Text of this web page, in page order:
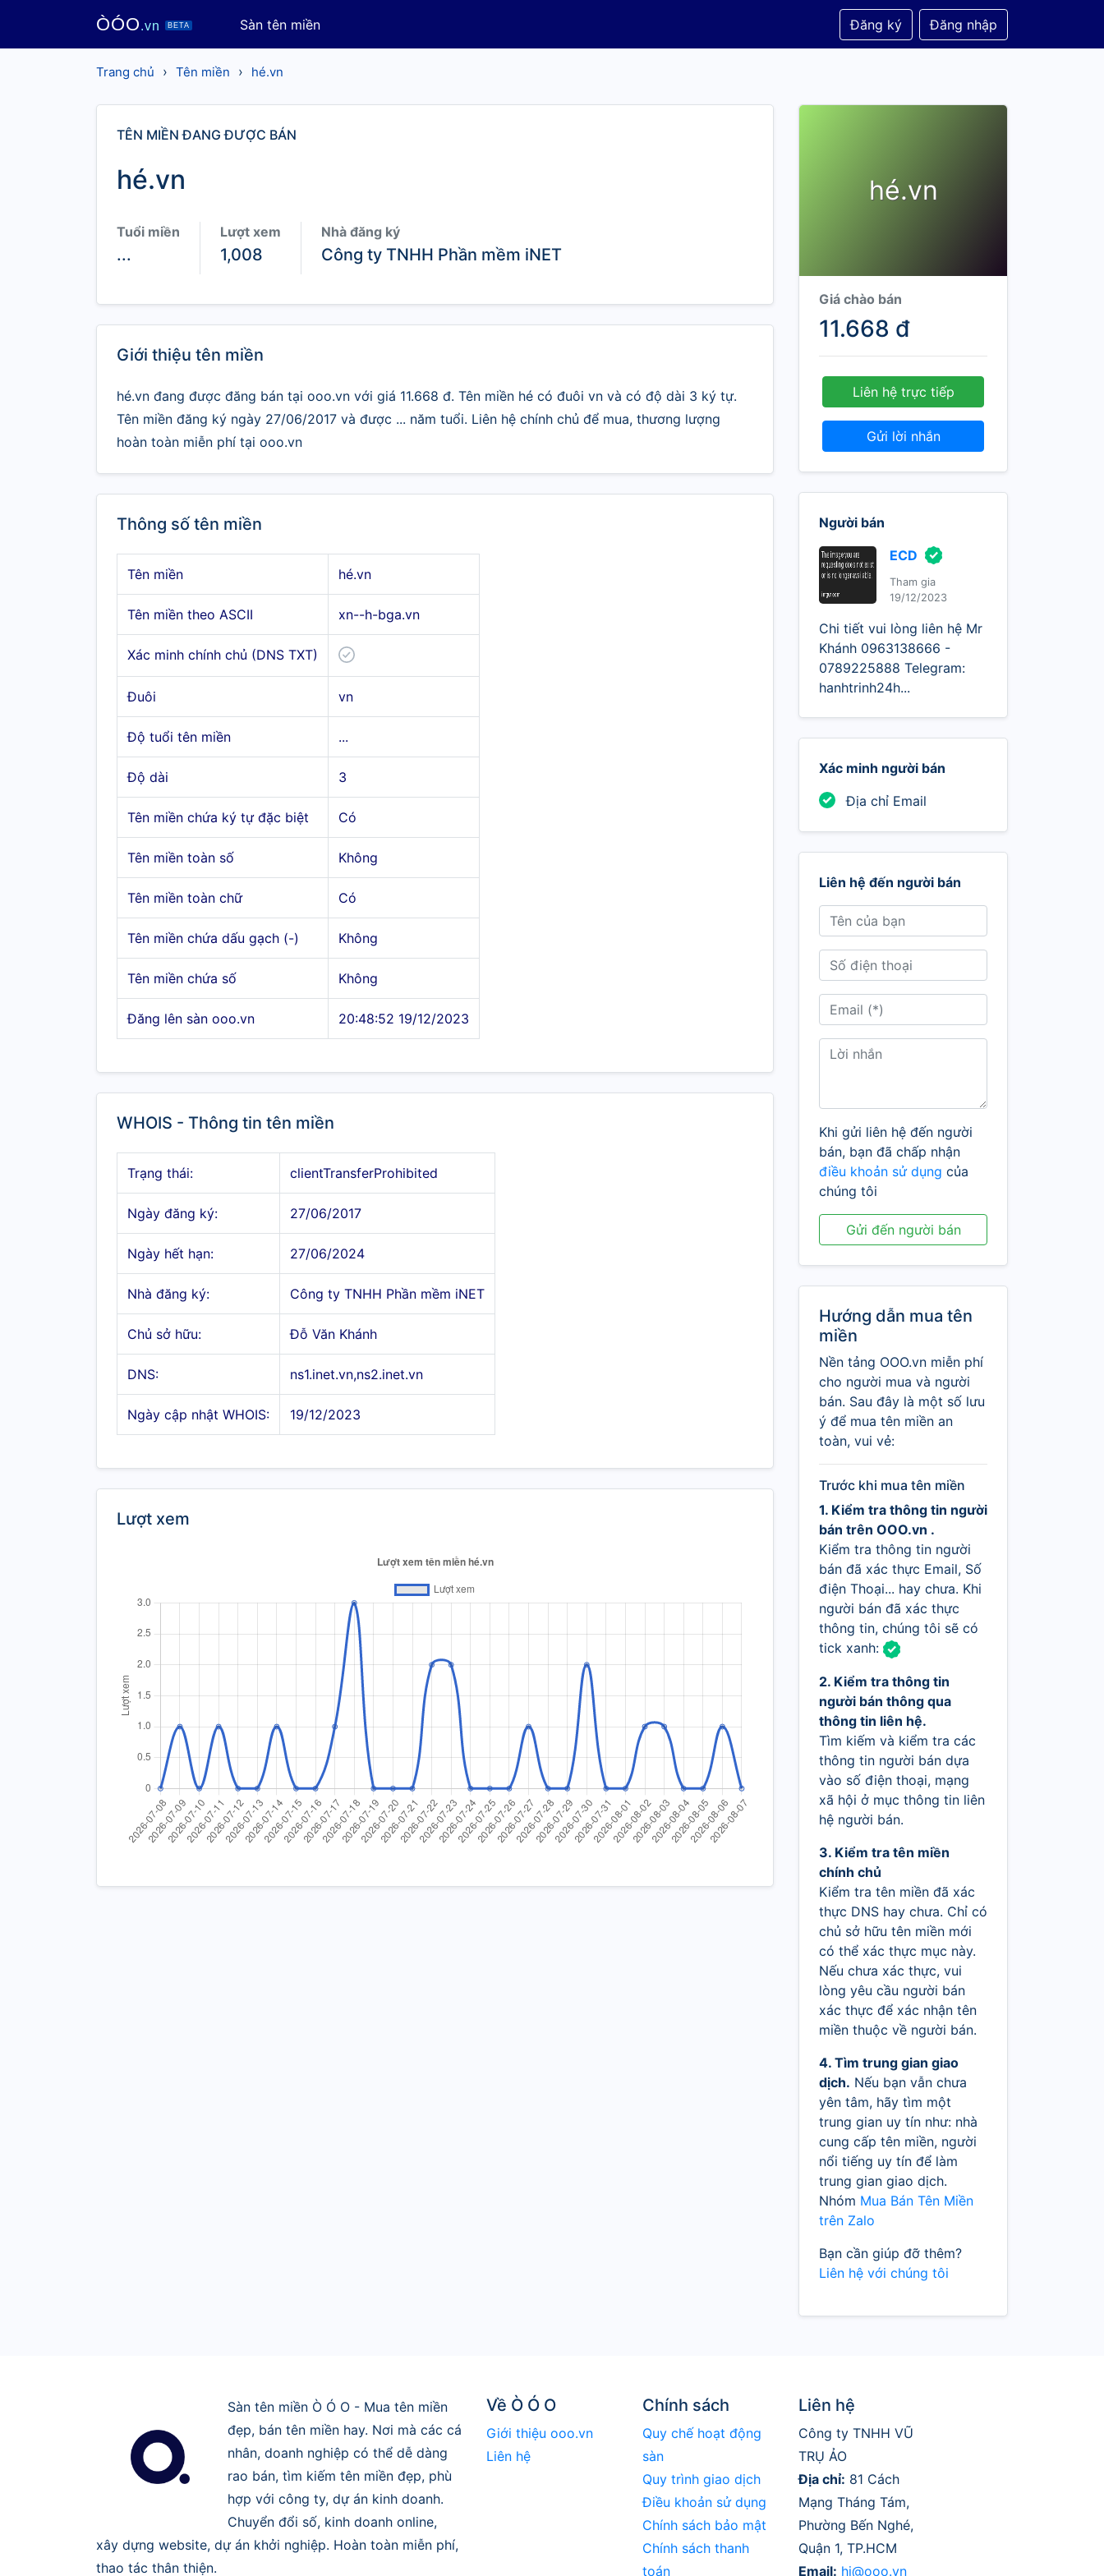
ÒÓO.vn BETA Sàn tên miền Đăng ký Đăng nhập
Trang chủ › Tên miền › hé.vn
TÊN MIỀN ĐANG ĐƯỢC BÁN
hé.vn
Tuổi miền
...
Lượt xem
1,008
Nhà đăng ký
Công ty TNHH Phần mềm iNET
Giới thiệu tên miền
hé.vn đang được đăng bán tại ooo.vn với giá 11.668 đ. Tên miền hé có đuôi vn và có độ dài 3 ký tự.
Tên miền đăng ký ngày 27/06/2017 và được ... năm tuổi. Liên hệ chính chủ để mua, thương lượng
hoàn toàn miễn phí tại ooo.vn
Thông số tên miền
Tên miền hé.vn
Tên miền theo ASCII xn--h-bga.vn
Xác minh chính chủ (DNS TXT)
Đuôi vn
Độ tuổi tên miền ...
Độ dài 3
Tên miền chứa ký tự đặc biệt Có
Tên miền toàn số Không
Tên miền toàn chữ Có
Tên miền chứa dấu gạch (-) Không
Tên miền chứa số Không
Đăng lên sàn ooo.vn 20:48:52 19/12/2023
WHOIS - Thông tin tên miền
Trạng thái: clientTransferProhibited
Ngày đăng ký: 27/06/2017
Ngày hết hạn: 27/06/2024
Nhà đăng ký: Công ty TNHH Phần mềm iNET
Chủ sở hữu: Đỗ Văn Khánh
DNS: ns1.inet.vn,ns2.inet.vn
Ngày cập nhật WHOIS: 19/12/2023
Lượt xem
hé.vn
Giá chào bán
11.668 đ
Liên hệ trực tiếp
Gửi lời nhắn
Người bán
ECD
Tham gia
19/12/2023
Chi tiết vui lòng liên hệ Mr
Khánh 0963138666 -
0789225888 Telegram:
hanhtrinh24h...
Xác minh người bán
Địa chỉ Email
Liên hệ đến người bán
Khi gửi liên hệ đến người
bán, bạn đã chấp nhận
điều khoản sử dụng của
chúng tôi
Gửi đến người bán
Hướng dẫn mua tên
miền
Nền tảng OOO.vn miễn phí
cho người mua và người
bán. Sau đây là một số lưu
ý để mua tên miền an
toàn, vui vẻ:
Trước khi mua tên miền
1. Kiểm tra thông tin người
bán trên OOO.vn .
Kiểm tra thông tin người
bán đã xác thực Email, Số
điện Thoại... hay chưa. Khi
người bán đã xác thực
thông tin, chúng tôi sẽ có
tick xanh:
2. Kiểm tra thông tin
người bán thông qua
thông tin liên hệ.
Tìm kiếm và kiểm tra các
thông tin người bán dựa
vào số điện thoại, mạng
xã hội ở mục thông tin liên
hệ người bán.
3. Kiểm tra tên miền
chính chủ
Kiểm tra tên miền đã xác
thực DNS hay chưa. Chỉ có
chủ sở hữu tên miền mới
có thể xác thực mục này.
Nếu chưa xác thực, vui
lòng yêu cầu người bán
xác thực để xác nhận tên
miền thuộc về người bán.
4. Tìm trung gian giao
dịch. Nếu bạn vẫn chưa
yên tâm, hãy tìm một
trung gian uy tín như: nhà
cung cấp tên miền, người
nổi tiếng uy tín để làm
trung gian giao dịch.
Nhóm Mua Bán Tên Miền
trên Zalo
Bạn cần giúp đỡ thêm?
Liên hệ với chúng tôi
Sàn tên miền Ò Ó O - Mua tên miền
đẹp, bán tên miền hay. Nơi mà các cá
nhân, doanh nghiệp có thể dễ dàng
rao bán, tìm kiếm tên miền đẹp, phù
hợp với công ty, dự án kinh doanh.
Chuyển đổi số, kinh doanh online,
xây dựng website, dự án khởi nghiệp. Hoàn toàn miễn phí,
thao tác thân thiện.
Về Ò Ó O
Giới thiệu ooo.vn
Liên hệ
Chính sách
Quy chế hoạt động
sàn
Quy trình giao dịch
Điều khoản sử dụng
Chính sách bảo mật
Chính sách thanh
toán
Liên hệ
Công ty TNHH VŨ
TRỤ ẢO
Địa chỉ: 81 Cách
Mạng Tháng Tám,
Phường Bến Nghé,
Quận 1, TP.HCM
Email: hi@ooo.vn